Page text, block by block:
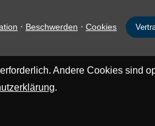
· Beschwerden · Cookies
Andere Cookies sind
.